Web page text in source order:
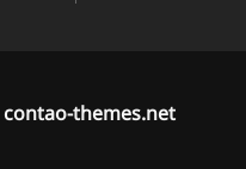
contao-themes.net